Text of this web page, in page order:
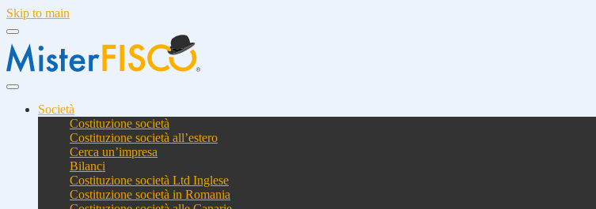
Skip to main
Società
Costituzione società
Costituzione società all’estero
Cerca un’impresa
Bilanci
Costituzione società Ltd Inglese
Costituzione società in Romania